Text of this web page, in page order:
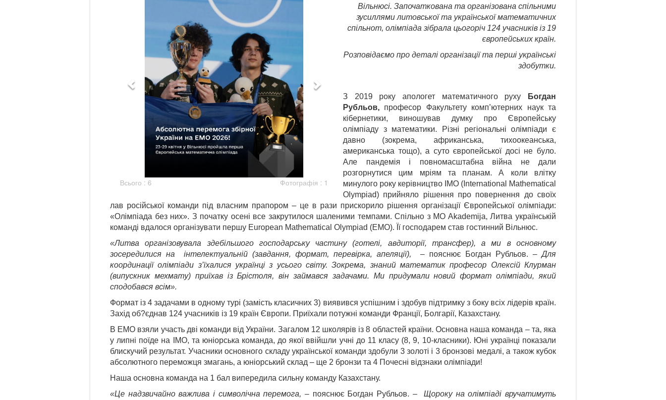
Всього : 6 Фотографія : 1
Вільнюсі. Започаткована та організована спільними
зусиллями литовської та української математичних
спільнот, олімпіада зібрала цьогоріч 124 учасників із 19
європейських країн.
Розповідаємо про деталі організації та перші українські
здобутки.
З 2019 року апологет математичного руху
Богдан
Рубльов, професор Факультету комп’ютерних наук та
кібернетики, виношував думку про Європейську
олімпіаду з математики. Різні регіональні олімпіади є
давно (зокрема, африканська, тихоокеанська,
американська тощо), а суто європейської досі не було.
Але пандемія і повномасштабна війна не дали
розгорнутися цим мріям та планам. А коли влітку
минулого року керівництво ІМО (International Mathematical
Olympiad) прийняло рішення про повернення до своїх
лав російської команди під власним прапором – це в рази прискорило рішення організації Європейської олімпіади:
«Олімпіада без них». З початку осені все закрутилося шаленими темпами. Спільно з MO Akademija, Литва українській
команді вдалося організувати першу European Mathematical Olympiad (EMO). Її господарем став гостинний Вільнюс.
«Литва організовувала здебільшого господарську частину (готелі, авдиторії, трансфер), а ми в основному
зосередилися на інтелектуальній (завдання, формат, перевірка, апеляції), – пояснює Богдан Рубльов. –Для
координації олімпіади з’їхалися українці з усього світу. Зокрема, знаний математик професор Олексій Клурман
(випускник мехмату) приїхав із Брістоля, він займався задачами. Ми придумали новий формат олімпіади, який
сподобався всім».
Формат із 4 задачами в одному турі (замість класичних 3) виявився успішним і здобув підтримку з боку всіх лідерів країн.
Захід об?єднав 124 учасників із 19 країн Європи. Приїхали потужні команди Франції, Болгарії, Казахстану.
В ЕМО взяли участь дві команди від України. Загалом 12 школярів із 8 областей країни. Основна наша команда – та, яка
у липні поїде на ІМО, та юніорська команда, до якої ввійшли учні до 11 класу (8, 9, 10-класники). Юні українці показали
блискучий результат. Учасники основного складу української команди здобули 3 золоті і 3 бронзові медалі, а також кубок
абсолютного переможця змагань, а юніорський склад – ще 2 бронзи та 4 Почесні відзнаки олімпіади!
Наша основна команда на 1 бал випередила сильну команду Казахстану.
«Це надзвичайно важлива і символічна перемога, – пояснює Богдан Рубльов. – Щороку на олімпіаді вручатимуть